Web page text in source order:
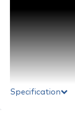
Specification